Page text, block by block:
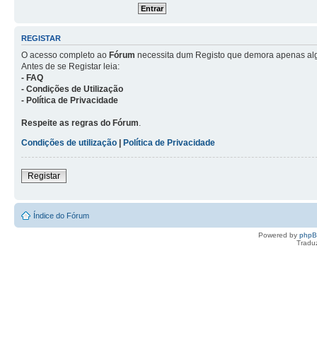
REGISTAR
O acesso completo ao Fórum necessita dum Registo que demora apenas
Antes de se Registar leia:
- FAQ
- Condições de Utilização
- Política de Privacidade
Respeite as regras do Fórum
Condições de utilização | Política de Privacidade
Registar
Índice do Fórum
Powered by